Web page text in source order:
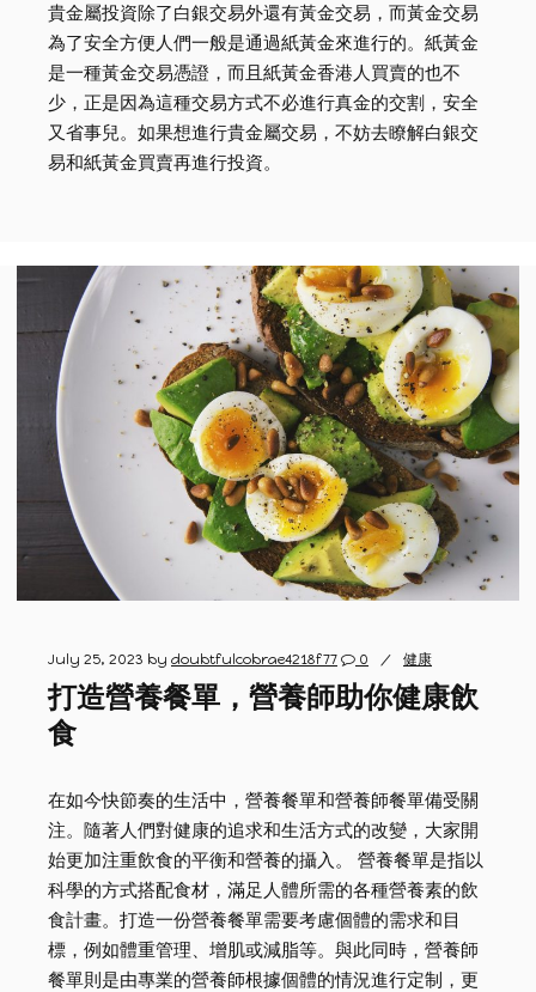
貴金屬投資除了白銀交易外還有黃金交易，而黃金交易
為了安全方便人們一般是通過紙黃金來進行的。紙黃金
是一種黃金交易憑證，而且紙黃金香港人買賣的也不
少，正是因為這種交易方式不必進行真金的交割，安全
又省事兒。如果想進行貴金屬交易，不妨去瞭解白銀交
易和紙黃金買賣再進行投資。
July 25, 2023 by doubtfulcobrae4218f77 0 健康
打造營養餐單，營養師助你健康飲
食
在如今快節奏的生活中，營養餐單和營養師餐單備受關
注。隨著人們對健康的追求和生活方式的改變，大家開
始更加注重飲食的平衡和營養的攝入。 營養餐單是指以
科學的方式搭配食材，滿足人體所需的各種營養素的飲
食計畫。打造一份營養餐單需要考慮個體的需求和目
標，例如體重管理、增肌或減脂等。與此同時，營養師
餐單則是由專業的營養師根據個體的情況進行定制，更